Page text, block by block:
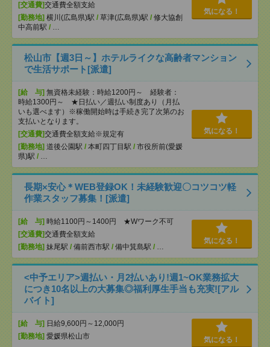
[交通費]交通費全額支給
[勤務地] 横川(広島県)駅 / 草津(広島県)駅 / 修大協創
中高前駅 / …
気になる！
松山市【週3日～】ホテルライクな高齢者マンション
で生活サポート[派遣]
[給 与] 無資格未経験：時給1200円～ 経験者：
時給1300円～ ★日払い／週払い制度あり（月払
いも選べます）※稼働開始時は手続き完了次第のお
支払いとなります。
[交通費]交通費全額支給※規定有
[勤務地] 道後公園駅 / 本町四丁目駅 / 市役所前(愛媛
県)駅 / …
気になる！
長期×安心＊WEB登録OK！未経験歓迎〇コツコツ軽
作業スタッフ募集！[派遣]
[給 与] 時給1100円～1400円 ★Wワーク不可
[交通費]交通費全額支給
[勤務地] 妹尾駅 / 備前西市駅 / 備中箕島駅 / …
気になる！
<中予エリア>週払い・月2払いあり!週1~OK業務拡大
につき10名以上の大募集◎福利厚生手当も充実![アル
バイト]
[給 与] 日給9,600円～12,000円
[勤務地] 愛媛県松山市 気になる！